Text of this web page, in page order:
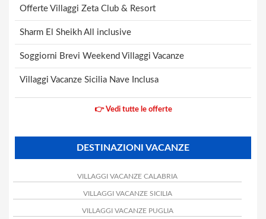
Offerte Villaggi Zeta Club & Resort
Sharm El Sheikh All inclusive
Soggiorni Brevi Weekend Villaggi Vacanze
Villaggi Vacanze Sicilia Nave Inclusa
👉 Vedi tutte le offerte
DESTINAZIONI VACANZE
VILLAGGI VACANZE CALABRIA
VILLAGGI VACANZE SICILIA
VILLAGGI VACANZE PUGLIA